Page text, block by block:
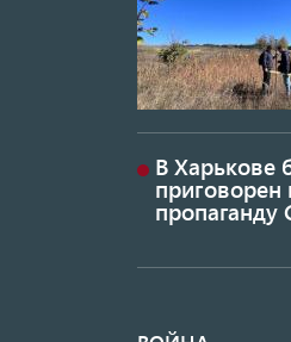
В Харькове
приговорен
пропаганду